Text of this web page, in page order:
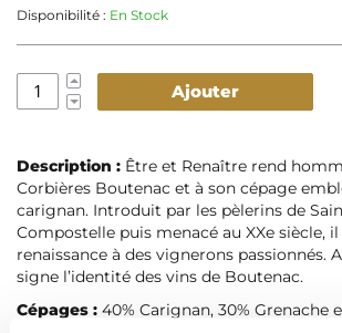
Disponibilité : En Stock
Ajouter
Description : Être et Renaître rend
Corbières Boutenac et à son cépage
carignan. Introduit par les pèlerins de
Compostelle puis menacé au XXe siècle,
renaissance à des vignerons passionnés.
signe l’identité des vins de Boutenac.
Cépages : 40% Carignan, 30% Grenache